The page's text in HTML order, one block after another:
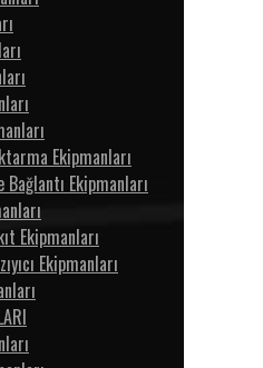
Ekipmanları
Bağlantı Ekipmanları
Ekipmanları
Ekipmanları